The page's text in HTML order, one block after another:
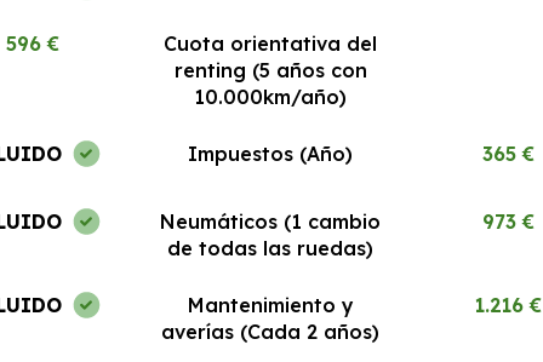
596 €
Cuota orientativa del
renting (5 años con
10.000km/año)
Impuestos (Año) 365 €
Neumáticos (1 cambio
de todas las ruedas)
973 €
Mantenimiento y
averías (Cada 2 años)
1.216 €